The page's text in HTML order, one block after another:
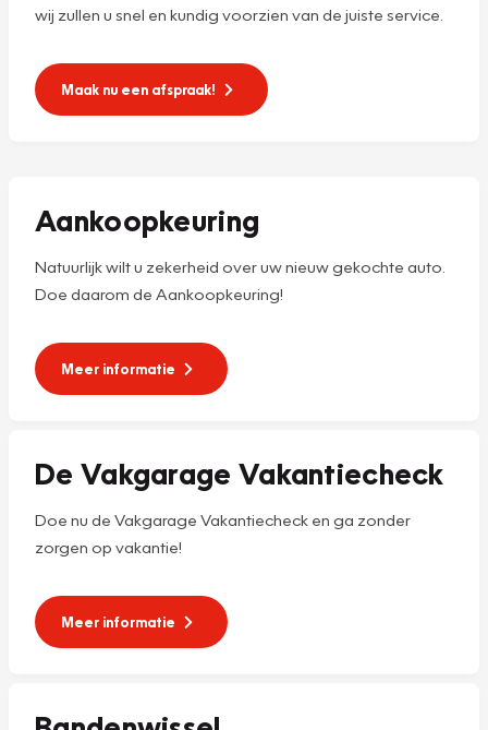
wij zullen u snel en kundig voorzien van de juiste service.
Maak nu een afspraak!
Aankoopkeuring
Natuurlijk wilt u zekerheid over uw nieuw gekochte auto.
Doe daarom de Aankoopkeuring!
Meer informatie
De Vakgarage Vakantiecheck
Doe nu de Vakgarage Vakantiecheck en ga zonder
zorgen op vakantie!
Meer informatie